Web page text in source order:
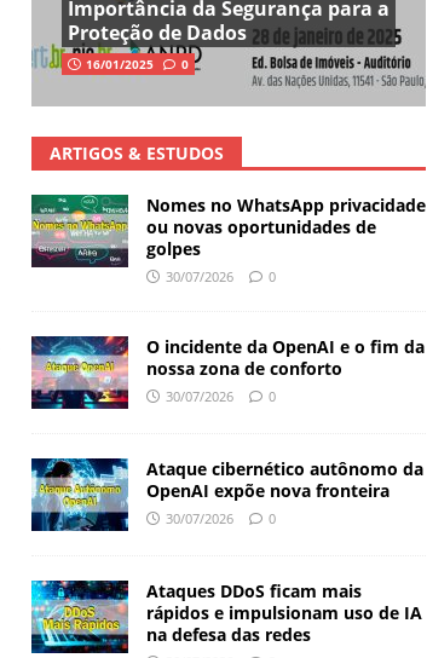
Importância da Segurança para a
Proteção de Dados
16/01/2025 0
ARTIGOS & ESTUDOS
Nomes no WhatsApp privacidade
ou novas oportunidades de
golpes
30/07/2026 0
O incidente da OpenAI e o fim da
nossa zona de conforto
30/07/2026 0
Ataque cibernético autônomo da
OpenAI expõe nova fronteira
30/07/2026 0
Ataques DDoS ficam mais
rápidos e impulsionam uso de IA
na defesa das redes